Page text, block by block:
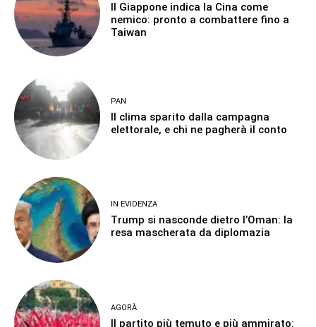
Il Giappone indica la Cina come
nemico: pronto a combattere fino a
Taiwan
PAN
Il clima sparito dalla campagna
elettorale, e chi ne pagherà il conto
IN EVIDENZA
Trump si nasconde dietro l’Oman: la
resa mascherata da diplomazia
AGORÀ
Il partito più temuto e più ammirato: